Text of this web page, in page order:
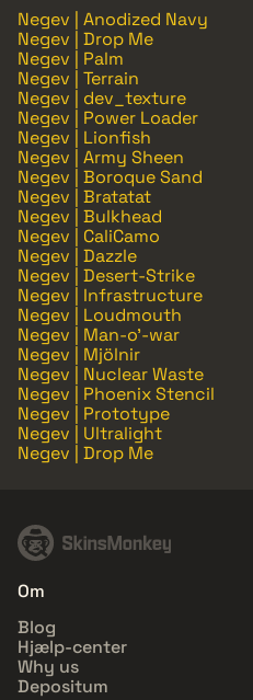
Negev | Anodized Navy
Negev | Drop Me
Negev | Palm
Negev | Terrain
Negev | dev_texture
Negev | Power Loader
Negev | Lionfish
Negev | Army Sheen
Negev | Boroque Sand
Negev | Bratatat
Negev | Bulkhead
Negev | CaliCamo
Negev | Dazzle
Negev | Desert-Strike
Negev | Infrastructure
Negev | Loudmouth
Negev | Man-o'-war
Negev | Mjölnir
Negev | Nuclear Waste
Negev | Phoenix Stencil
Negev | Prototype
Negev | Ultralight
Negev | Drop Me
Om
Blog
Hjælp-center
Why us
Depositum